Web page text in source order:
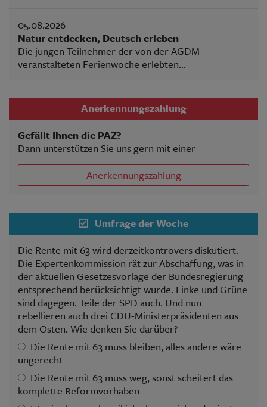
05.08.2026
Natur entdecken, Deutsch erleben
Die jungen Teilnehmer der von der AGDM
veranstalteten Ferienwoche erlebten...
Anerkennungszahlung
Gefällt Ihnen die PAZ?
Dann unterstützen Sie uns gern mit einer
Anerkennungszahlung
Umfrage der Woche
Die Rente mit 63 wird derzeitkontrovers diskutiert.
Die Expertenkommission rät zur Abschaffung, was in
der aktuellen Gesetzesvorlage der Bundesregierung
entsprechend berücksichtigt wurde. Linke und Grüne
sind dagegen. Teile der SPD auch. Und nun
rebellieren auch drei CDU-Ministerpräsidenten aus
dem Osten. Wie denken Sie darüber?
Die Rente mit 63 muss bleiben, alles andere wäre
ungerecht
Die Rente mit 63 muss weg, sonst scheitert das
komplette Reformvorhaben